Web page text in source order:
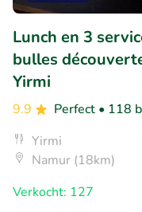
Lunch en 3
bulles
Yirmi
9.9 Perfect • 118
Yirmi
Namur (18km)
Verkocht: 127